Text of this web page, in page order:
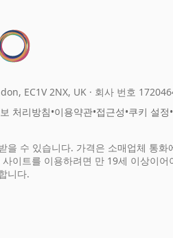
EC1V 2NX, UK · 회사 번호
처리방침•이용약관•접근성•쿠키 설정•
을 수 있습니다. 가격은 소매업체 통화
이트를 이용하려면 만 19세 이상이어
니다.